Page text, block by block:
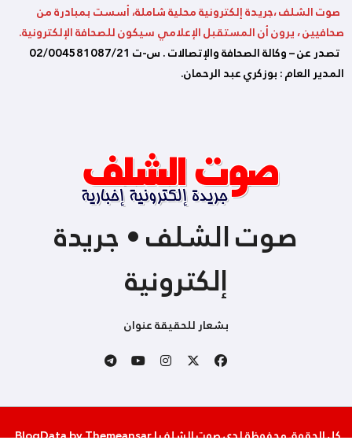
صوت الشلف ،جريدة إلكترونية محلية شاملة، أسست بمبادرة من
صحافيين ، يرون أن المستقبل الإعلامي سيكون للصحافة الإلكترونية.
تصدر عن – وكالة الصحافة والإتصالات . س-ت 02/004581087/21
المدير العام : بوزكري عبد الرحمان.
صوت الشلف • جريدة
إلكترونية
بشعار للحقيقة عنوان
كل الحقوق محفوظة لدى صوت الشلف|
BlogDatabyThemeansar
.